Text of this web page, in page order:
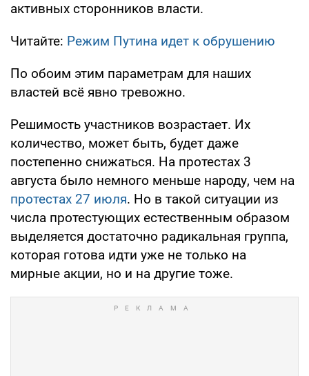
активных сторонников власти.
Читайте: Режим Путина идет к обрушению
По обоим этим параметрам для наших
властей всё явно тревожно.
Решимость участников возрастает. Их
количество, может быть, будет даже
постепенно снижаться. На протестах 3
августа было немного меньше народу, чем на
протестах 27 июля. Но в такой ситуации из
числа протестующих естественным образом
выделяется достаточно радикальная группа,
которая готова идти уже не только на
мирные акции, но и на другие тоже.